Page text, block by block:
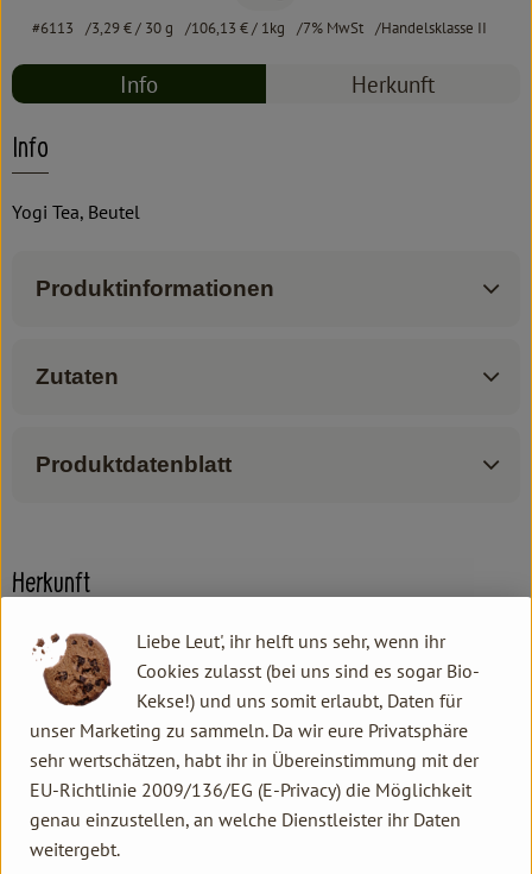
#6113 3,29 €/ 30 g 106,13 €/ 1kg 7% MwSt Handelsklasse II
Info Herkunft
Info
Yogi Tea, Beutel
Produktinformationen
Zutaten
Produktdatenblatt
Herkunft
Hersteller: Yogi Tea®, Yogi Tea GmbH
YOGI TEA GmbH
D 20095 Hamburg
Liebe Leut', ihr helft uns sehr, wenn ihr
Cookies zulasst (bei uns sind es sogar Bio-
Kekse!) und uns somit erlaubt, Daten für
unser Marketing zu sammeln. Da wir eure Privatsphäre
sehr wertschätzen, habt ihr in Übereinstimmung mit der
EU-Richtlinie 2009/136/EG (E-Privacy) die Möglichkeit
genau einzustellen, an welche Dienstleister ihr Daten
weitergebt.